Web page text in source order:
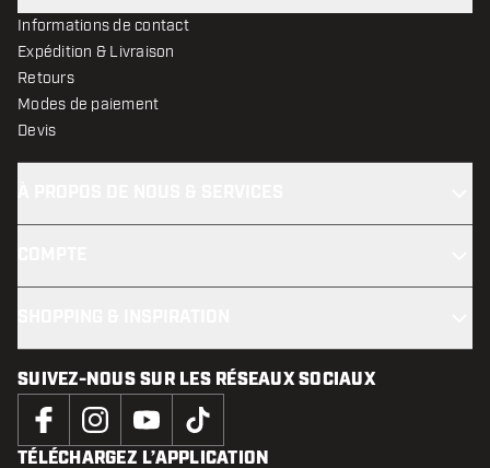
Informations de contact
Expédition & Livraison
Retours
Modes de paiement
Devis
SUIVEZ-NOUS SUR LES RÉSEAUX SOCIAUX
TÉLÉCHARGEZ L’APPLICATION